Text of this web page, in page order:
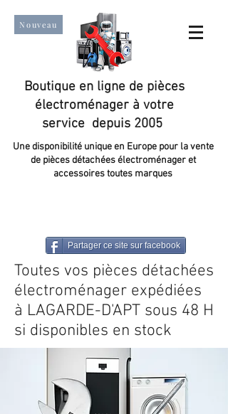
Nouveau
Boutique en ligne de pièces
électroménager à votre
service depuis 2005
Une disponibilité unique en Europe pour la vente
de pièces détachées électroménager et
accessoires toutes marques
Partager ce site sur facebook
Toutes vos pièces détachées
électroménager expédiées
à LAGARDE-D'APT sous 48 H
si disponibles en stock